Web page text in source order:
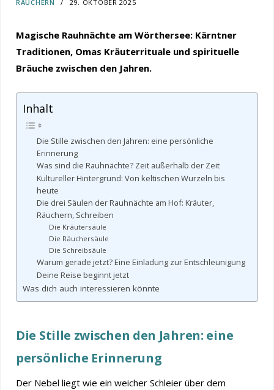
RÄUCHERN 29. OKTOBER 2025
Magische Rauhnächte am Wörthersee: Kärntner
Traditionen, Omas Kräuterrituale und spirituelle
Bräuche zwischen den Jahren.
Inhalt
Die Stille zwischen den Jahren: eine persönliche
Erinnerung
Was sind die Rauhnächte? Zeit außerhalb der Zeit
Kultureller Hintergrund: Von keltischen Wurzeln bis
heute
Die drei Säulen der Rauhnächte am Hof: Kräuter,
Räuchern, Schreiben
Die Kräutersäule
Die Räuchersäule
Die Schreibsäule
Warum gerade jetzt? Eine Einladung zur Entschleunigung
Deine Reise beginnt jetzt
Was dich auch interessieren könnte
Die Stille zwischen den Jahren: eine
persönliche Erinnerung
Der Nebel liegt wie ein weicher Schleier über dem